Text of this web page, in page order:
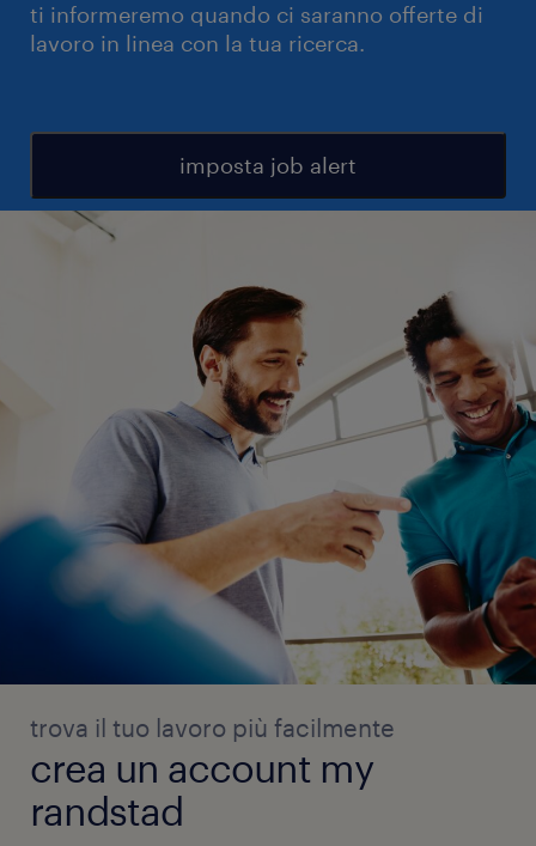
ti informeremo quando ci saranno offerte di
lavoro in linea con la tua ricerca.
imposta job alert
trova il tuo lavoro più facilmente
crea un account my
randstad